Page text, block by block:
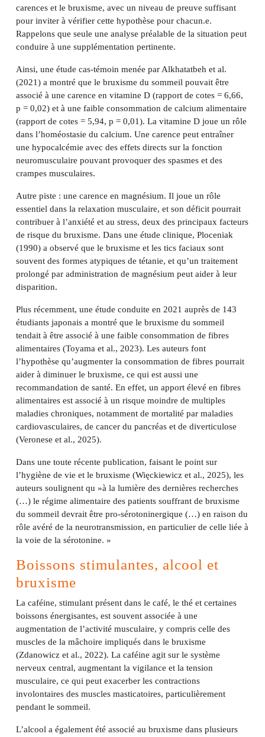
carences et le bruxisme, avec un niveau de preuve suffisant
pour inviter à vérifier cette hypothèse pour chacun.e.
Rappelons que seule une analyse préalable de la situation peut
conduire à une supplémentation pertinente.
Ainsi, une étude cas-témoin menée par Alkhatatbeh et al.
(2021) a montré que le bruxisme du sommeil pouvait être
associé à une carence en vitamine D (rapport de cotes = 6,66,
p = 0,02) et à une faible consommation de calcium alimentaire
(rapport de cotes = 5,94, p = 0,01). La vitamine D joue un rôle
dans l’homéostasie du calcium. Une carence peut entraîner
une hypocalcémie avec des effets directs sur la fonction
neuromusculaire pouvant provoquer des spasmes et des
crampes musculaires.
Autre piste : une carence en magnésium. Il joue un rôle
essentiel dans la relaxation musculaire, et son déficit pourrait
contribuer à l’anxiété et au stress, deux des principaux facteurs
de risque du bruxisme. Dans une étude clinique, Ploceniak
(1990) a observé que le bruxisme et les tics faciaux sont
souvent des formes atypiques de tétanie, et qu’un traitement
prolongé par administration de magnésium peut aider à leur
disparition.
Plus récemment, une étude conduite en 2021 auprès de 143
étudiants japonais a montré que le bruxisme du sommeil
tendait à être associé à une faible consommation de fibres
alimentaires (Toyama et al., 2023). Les auteurs font
l’hypothèse qu’augmenter la consommation de fibres pourrait
aider à diminuer le bruxisme, ce qui est aussi une
recommandation de santé. En effet, un apport élevé en fibres
alimentaires est associé à un risque moindre de multiples
maladies chroniques, notamment de mortalité par maladies
cardiovasculaires, de cancer du pancréas et de diverticulose
(Veronese et al., 2025).
Dans une toute récente publication, faisant le point sur
l’hygiène de vie et le bruxisme (Więckiewicz et al., 2025), les
auteurs soulignent qu »à la lumière des dernières recherches
(…) le régime alimentaire des patients souffrant de bruxisme
du sommeil devrait être pro-sérotoninergique (…) en raison du
rôle avéré de la neurotransmission, en particulier de celle liée à
la voie de la sérotonine. »
Boissons stimulantes, alcool et
bruxisme
La caféine, stimulant présent dans le café, le thé et certaines
boissons énergisantes, est souvent associée à une
augmentation de l’activité musculaire, y compris celle des
muscles de la mâchoire impliqués dans le bruxisme
(Zdanowicz et al., 2022). La caféine agit sur le système
nerveux central, augmentant la vigilance et la tension
musculaire, ce qui peut exacerber les contractions
involontaires des muscles masticatoires, particulièrement
pendant le sommeil.
L’alcool a également été associé au bruxisme dans plusieurs